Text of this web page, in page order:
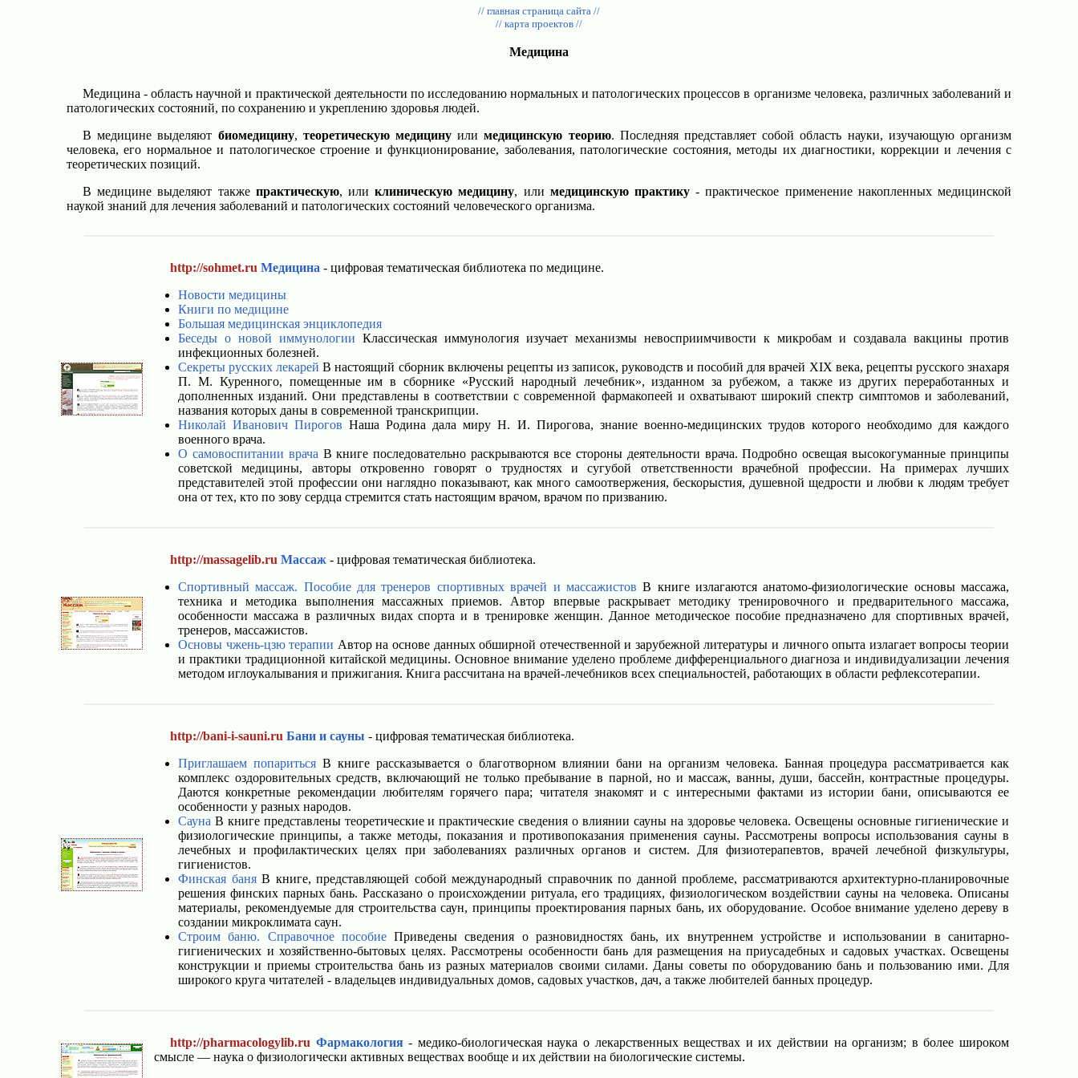
// главная страница сайта //
// карта проектов //
Медицина
Медицина - область научной и практической деятельности по исследованию нормальных и патологических процессов в организме человека, различных заболеваний и
патологических состояний, по сохранению и укреплению здоровья людей.
В медицине выделяют биомедицину, теоретическую медицину илимедицинскую теорию. Последняя представляет собой область науки, изучающую организм
человека, его нормальное и патологическое строение и функционирование, заболевания, патологические состояния, методы их диагностики, коррекции и лечения с
теоретических позиций.
В медицине выделяют также практическую, иликлиническую медицину, или медицинскую практику - практическое применение накопленных медицинской
наукой знаний для лечения заболеваний и патологических состояний человеческого организма.
http://sohmet.ru Медицина - цифровая тематическая библиотека по медицине.
Новости медицины
Книги по медицине
Большая медицинская энциклопедия
Беседы о новой иммунологии Классическая иммунология изучает механизмы невосприимчивости к микробам и создавала вакцины против
инфекционных болезней.
Секреты русских лекарей В настоящий сборник включены рецепты из записок, руководств и пособий для врачей XIX века, рецепты русского знахаря
П. М. Куренного, помещенные им в сборнике «Русский народный лечебник», изданном за рубежом, а также из других переработанных и
дополненных изданий. Они представлены в соответствии с современной фармакопеей и охватывают широкий спектр симптомов и заболеваний,
названия которых даны в современной транскрипции.
Николай Иванович Пирогов Наша Родина дала миру Н. И. Пирогова, знание военно-медицинских трудов которого необходимо для каждого
военного врача.
О самовоспитании врача В книге последовательно раскрываются все стороны деятельности врача. Подробно освещая высокогуманные принципы
советской медицины, авторы откровенно говорят о трудностях и сугубой ответственности врачебной профессии. На примерах лучших
представителей этой профессии они наглядно показывают, как много самоотвержения, бескорыстия, душевной щедрости и любви к людям требует
она от тех, кто по зову сердца стремится стать настоящим врачом, врачом по призванию.
http://massagelib.ru Массаж - цифровая тематическая библиотека.
Спортивный массаж. Пособие для тренеров спортивных врачей и массажистов В книге излагаются анатомо-физиологические основы массажа,
техника и методика выполнения массажных приемов. Автор впервые раскрывает методику тренировочного и предварительного массажа,
особенности массажа в различных видах спорта и в тренировке женщин. Данное методическое пособие предназначено для спортивных врачей,
тренеров, массажистов.
Основы чжень-цзю терапии Автор на основе данных обширной отечественной и зарубежной литературы и личного опыта излагает вопросы теории
и практики традиционной китайской медицины. Основное внимание уделено проблеме дифференциального диагноза и индивидуализации лечения
методом иглоукалывания и прижигания. Книга рассчитана на врачей-лечебников всех специальностей, работающих в области рефлексотерапии.
http://bani-i-sauni.ru Бани и сауны - цифровая тематическая библиотека.
Приглашаем попариться В книге рассказывается о благотворном влиянии бани на организм человека. Банная процедура рассматривается как
комплекс оздоровительных средств, включающий не только пребывание в парной, но и массаж, ванны, души, бассейн, контрастные процедуры.
Даются конкретные рекомендации любителям горячего пара; читателя знакомят и с интересными фактами из истории бани, описываются ее
особенности у разных народов.
Сауна В книге представлены теоретические и практические сведения о влиянии сауны на здоровье человека. Освещены основные гигиенические и
физиологические принципы, а также методы, показания и противопоказания применения сауны. Рассмотрены вопросы использования сауны в
лечебных и профилактических целях при заболеваниях различных органов и систем. Для физиотерапевтов, врачей лечебной физкультуры,
гигиенистов.
Финская баняВ книге, представляющей собой международный справочник по данной проблеме, рассматриваются архитектурно-планировочные
решения финских парных бань. Рассказано о происхождении ритуала, его традициях, физиологическом воздействии сауны на человека. Описаны
материалы, рекомендуемые для строительства саун, принципы проектирования парных бань, их оборудование. Особое внимание уделено дереву в
создании микроклимата саун.
Строим баню. Справочное пособиеПриведены сведения о разновидностях бань, их внутреннем устройстве и использовании в санитарно-
гигиенических и хозяйственно-бытовых целях. Рассмотрены особенности бань для размещения на приусадебных и садовых участках. Освещены
конструкции и приемы строительства бань из разных материалов своими силами. Даны советы по оборудованию бань и пользованию ими. Для
широкого круга читателей - владельцев индивидуальных домов, садовых участков, дач, а также любителей банных процедур.
http://pharmacologylib.ru Фармакология- медико-биологическая наука о лекарственных веществах и их действии на организм; в более широком
смысле — наука о физиологически активных веществах вообще и их действии на биологические системы.